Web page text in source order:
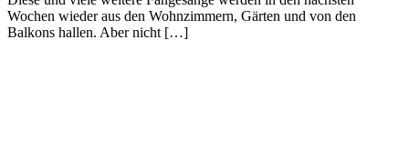
Wochen wieder aus den Wohnzimmern, Gärten und von den
Balkons hallen. Aber nicht […]